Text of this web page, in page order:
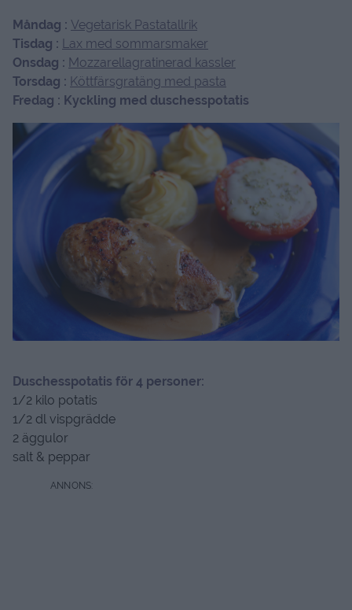
Måndag : Vegetarisk Pastatallrik
Tisdag : Lax med sommarsmaker
Onsdag : Mozzarellagratinerad kassler
Torsdag : Köttfärsgratäng med pasta
Fredag : Kyckling med duschesspotatis
Duschesspotatis för 4 personer:
1/2 kilo potatis
1/2 dl vispgrädde
2 äggulor
salt & peppar